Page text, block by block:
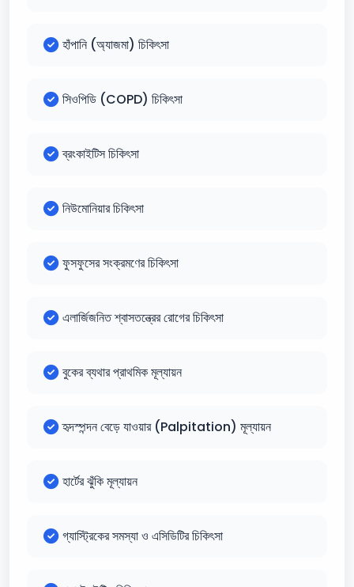
হাঁপানি (অ্যাজমা) চিকিৎসা
সিওপিডি (COPD) চিকিৎসা
ব্রংকাইটিস চিকিৎসা
নিউমোনিয়ার চিকিৎসা
ফুসফুসের সংক্রমণের চিকিৎসা
এলার্জিজনিত শ্বাসতন্ত্রের রোগের চিকিৎসা
বুকের ব্যথার প্রাথমিক মূল্যায়ন
হৃদস্পন্দন বেড়ে যাওয়ার (Palpitation) মূল্যায়ন
হার্টের ঝুঁকি মূল্যায়ন
গ্যাস্ট্রিকের সমস্যা ও এসিডিটির চিকিৎসা